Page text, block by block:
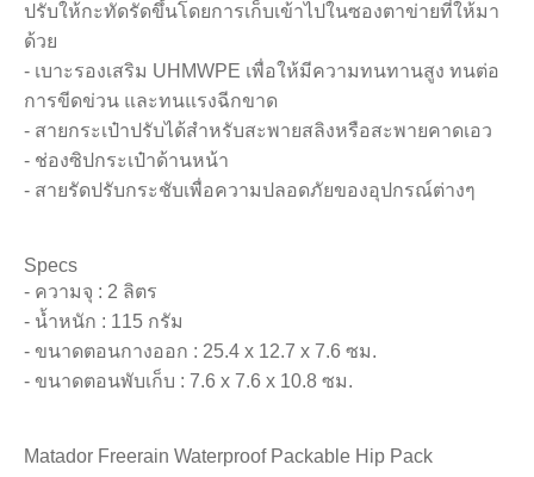
ปรับให้กะทัดรัดขึ้นโดยการเก็บเข้าไปในซองตาข่ายที่ให้มา
ด้วย
- เบาะรองเสริม UHMWPE เพื่อให้มีความทนทานสูง ทนต่อ
การขีดข่วน และทนแรงฉีกขาด
- สายกระเป๋าปรับได้สำหรับสะพายสลิงหรือสะพายคาดเอว
- ช่องซิปกระเป๋าด้านหน้า
- สายรัดปรับกระชับเพื่อความปลอดภัยของอุปกรณ์ต่างๆ
Specs
- ความจุ : 2 ลิตร
- น้ำหนัก : 115 กรัม
- ขนาดตอนกางออก : 25.4 x 12.7 x 7.6 ซม.
- ขนาดตอนพับเก็บ : 7.6 x 7.6 x 10.8 ซม.
Matador Freerain Waterproof Packable Hip Pack